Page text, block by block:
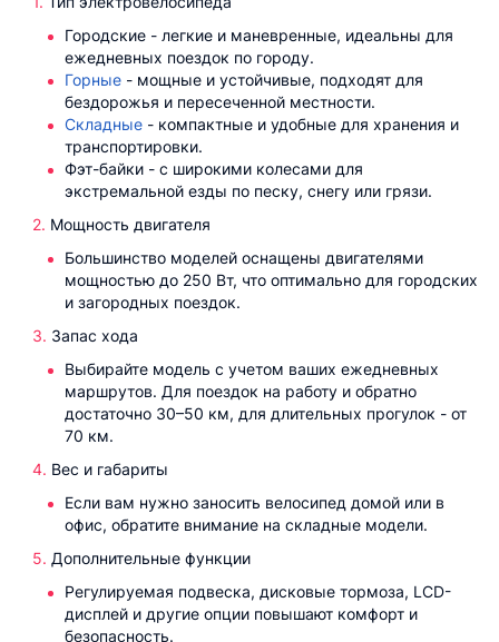
Городские - легкие и маневренные, идеальны для
ежедневных поездок по городу.
Горные - мощные и устойчивые, подходят для
бездорожья и пересеченной местности.
Складные - компактные и удобные для хранения и
транспортировки.
Фэт-байки - с широкими колесами для
экстремальной езды по песку, снегу или грязи.
Мощность двигателя
Большинство моделей оснащены двигателями
мощностью до 250 Вт, что оптимально для городских
и загородных поездок.
Запас хода
Выбирайте модель с учетом ваших ежедневных
маршрутов. Для поездок на работу и обратно
достаточно 30–50 км, для длительных прогулок - от
70 км.
Вес и габариты
Если вам нужно заносить велосипед домой или в
офис, обратите внимание на складные модели.
Дополнительные функции
Регулируемая подвеска, дисковые тормоза, LCD-
дисплей и другие опции повышают комфорт и
безопасность.